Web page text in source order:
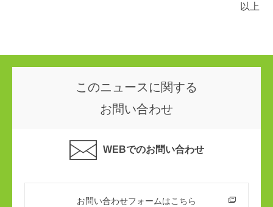
以上
このニュースに関する
お問い合わせ
WEBでのお問い合わせ
お問い合わせフォームはこちら